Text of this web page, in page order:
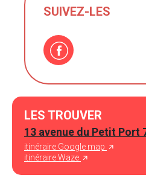
SUIVEZ-LES
LES TROUVER
13 avenue du Petit Port
itinéraire Google map
itinéraire Waze